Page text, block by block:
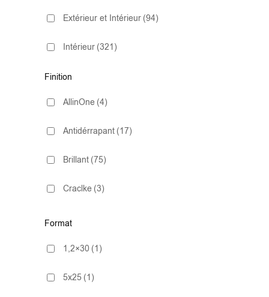
Extérieur et Intérieur (94)
Intérieur (321)
Finition
AllinOne (4)
Antidérrapant (17)
Brillant (75)
Craclke (3)
ExtraWhite
Lapado (1)
Mate (263)
Format
1,2×30 (1)
5x25 (1)